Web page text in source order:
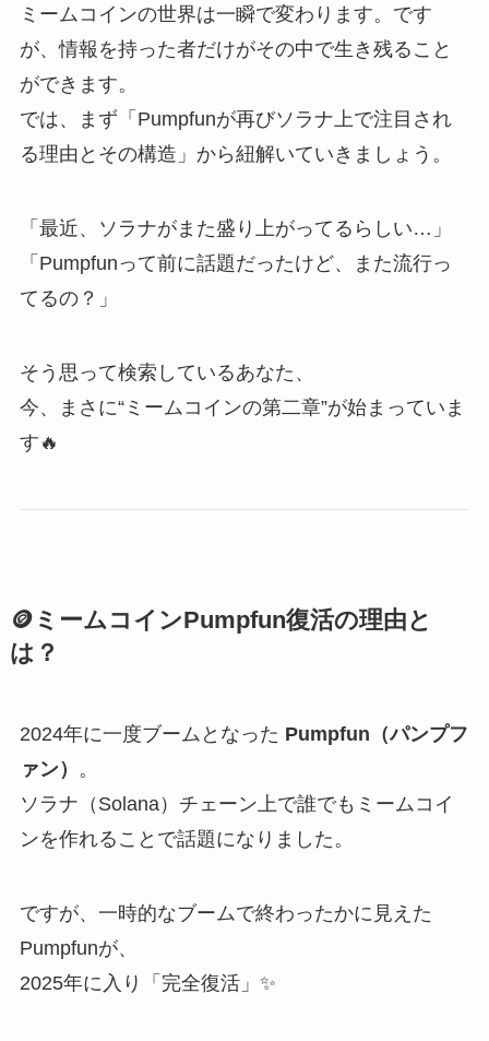
ミームコインの世界は一瞬で変わります。です
が、情報を持った者だけがその中で生き残ること
ができます。
では、まず「Pumpfunが再びソラナ上で注目され
る理由とその構造」から紐解いていきましょう。
「最近、ソラナがまた盛り上がってるらしい…」
「Pumpfunって前に話題だったけど、また流行っ
てるの？」
そう思って検索しているあなた、
今、まさに“ミームコインの第二章”が始まっていま
す🔥
🪙ミームコインPumpfun復活の理由と
は？
2024年に一度ブームとなった Pumpfun（パンプフ
ァン）
。
ソラナ（Solana）チェーン上で誰でもミームコイ
ンを作れることで話題になりました。
ですが、一時的なブームで終わったかに見えた
Pumpfunが、
2025年に入り「完全復活」✨